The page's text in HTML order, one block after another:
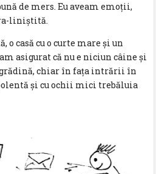
de mers. Eu aveam emoții,
liniștită.
o casă cu o curte mare și un
asigurat că nu e niciun câine și
chiar în fața intrării în
și cu ochii mici trebăluia